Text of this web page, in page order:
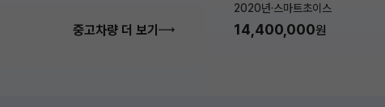
중고차량 더 보기
2020년·스마트초이스
14,400,000원